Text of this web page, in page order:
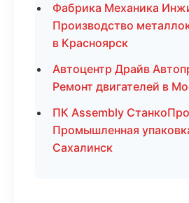
Фабрика Механика
Производство
в Красноярск
Автоцентр Драйв
Ремонт двигателей в
ПК Assembly
Промышленная
Сахалинск